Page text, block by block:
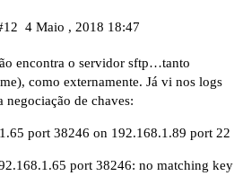
4 Maio , 2018 18:47
encontra o servidor sftp…tanto
como externamente. Já vi nos logs
negociação de chaves:
port 38246 on 192.168.1.89 port 22
port 38246: no matching key